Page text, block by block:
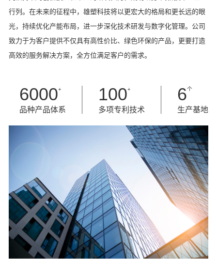
行列。在未来的征程中，雄塑科技将以更宏大的格局和更长远的眼
光，持续优化产能布局，进一步深化技术研发与数字化管理。公司
致力于为客户提供不仅具有高性价比、绿色环保的产品，更要打造
高效的服务解决方案，全方位满足客户的需求。
6000+
品种产品体系
100+
多项专利技术
6个
生产基地